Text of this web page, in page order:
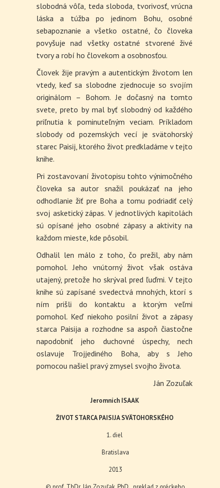
slobodná vôľa, teda sloboda, tvorivosť, vrúcna
láska a túžba po jedinom Bohu, osobné
sebapoznanie a všetko ostatné, čo človeka
povyšuje nad všetky ostatné stvorené živé
tvory a robí ho človekom a osobnosťou.
Človek žije pravým a autentickým životom len
vtedy, keď sa slobodne zjednocuje so svojím
originálom – Bohom. Je dočasný na tomto
svete, preto by mal byť slobodný od každého
priľnutia k pominuteľným veciam. Príkladom
slobody od pozemských vecí je svätohorský
starec Paisij, ktorého život predkladáme v tejto
knihe.
Pri zostavovaní životopisu tohto výnimočného
človeka sa autor snažil poukázať na jeho
odhodlanie žiť pre Boha a tomu podriadiť celý
svoj asketický zápas. V jednotlivých kapitolách
sú opísané jeho osobné zápasy a aktivity na
každom mieste, kde pôsobil.
Odhalil len málo z toho, čo prežil, aby nám
pomohol. Jeho vnútorný život však ostáva
utajený, pretože ho skrýval pred ľuďmi. V tejto
knihe sú zapísané svedectvá mnohých, ktorí s
ním prišli do kontaktu a ktorým veľmi
pomohol. Keď niekoho posilní život a zápasy
starca Paisija a rozhodne sa aspoň čiastočne
napodobniť jeho duchovné úspechy, nech
oslavuje Trojjediného Boha, aby s Jeho
pomocou našiel pravý zmysel svojho života.
Ján Zozuľak
Jeromních ISAAK
ŽIVOT STARCA PAISIJA SVÄTOHORSKÉHO
1. diel
Bratislava
2013